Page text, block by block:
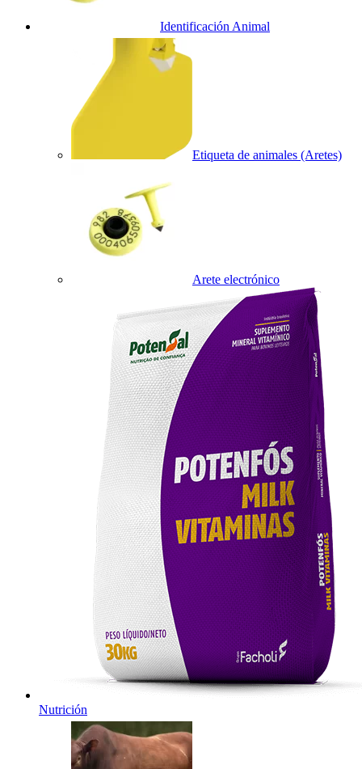
Identificación Animal
Etiqueta de animales (Aretes)
Arete electrónico
Nutrición